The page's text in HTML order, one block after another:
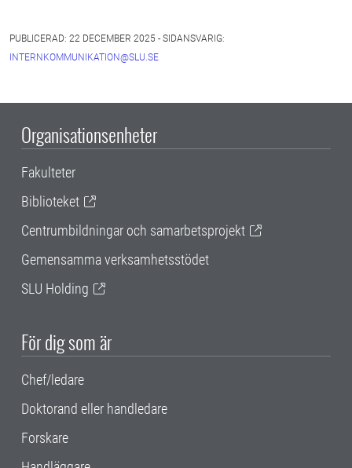
PUBLICERAD: 22 DECEMBER 2025 - SIDANSVARIG:
INTERNKOMMUNIKATION@SLU.SE
Organisationsenheter
Fakulteter
Biblioteket
Centrumbildningar och samarbetsprojekt
Gemensamma verksamhetsstödet
SLU Holding
För dig som är
Chef/ledare
Doktorand eller handledare
Forskare